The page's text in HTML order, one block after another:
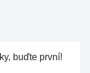
buďte první!